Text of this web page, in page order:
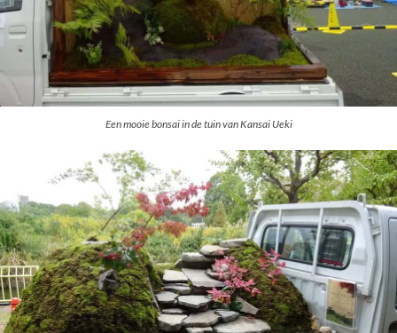
Een mooie bonsai in de tuin van Kansai Ueki